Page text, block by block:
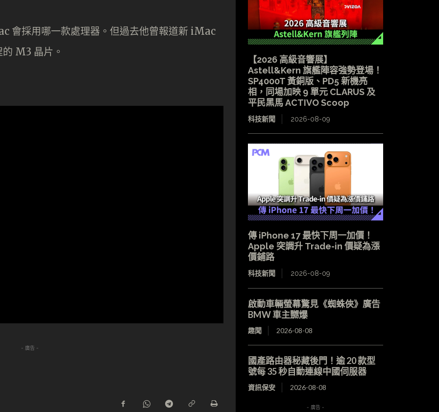
採用哪一款處理器。但過去他曾報道新 iMac
M3 晶片。
- 廣告 -
【2026 高級音響展】
Astell&Kern 旗艦陣容強勢登場！
SP4000T 黃銅版、PD5 新機亮
相，同場加映 9 單元 CLARUS 及
平民黑馬 ACTIVO Scoop
科技新聞 2026-08-09
傳 iPhone 17 最快下周一加價！
Apple 突調升 Trade-in 價疑為漲
價鋪路
科技新聞 2026-08-09
啟動車輛螢幕驚見《蜘蛛俠》廣告
BMW 車主嬲爆
趣聞 2026-08-08
國產路由器秘藏後門！逾 20 款型
號每 35 秒自動連線中國伺服器
資訊保安 2026-08-08
- 廣告 -